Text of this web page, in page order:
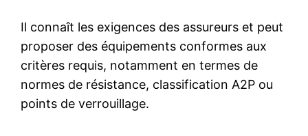
Il connaît les exigences des assureurs et peut
proposer des équipements conformes aux
critères requis, notamment en termes de
normes de résistance, classification A2P ou
points de verrouillage.